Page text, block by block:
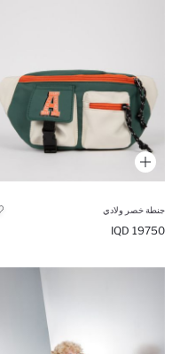
جنطة خصر ولادي
19750 IQD